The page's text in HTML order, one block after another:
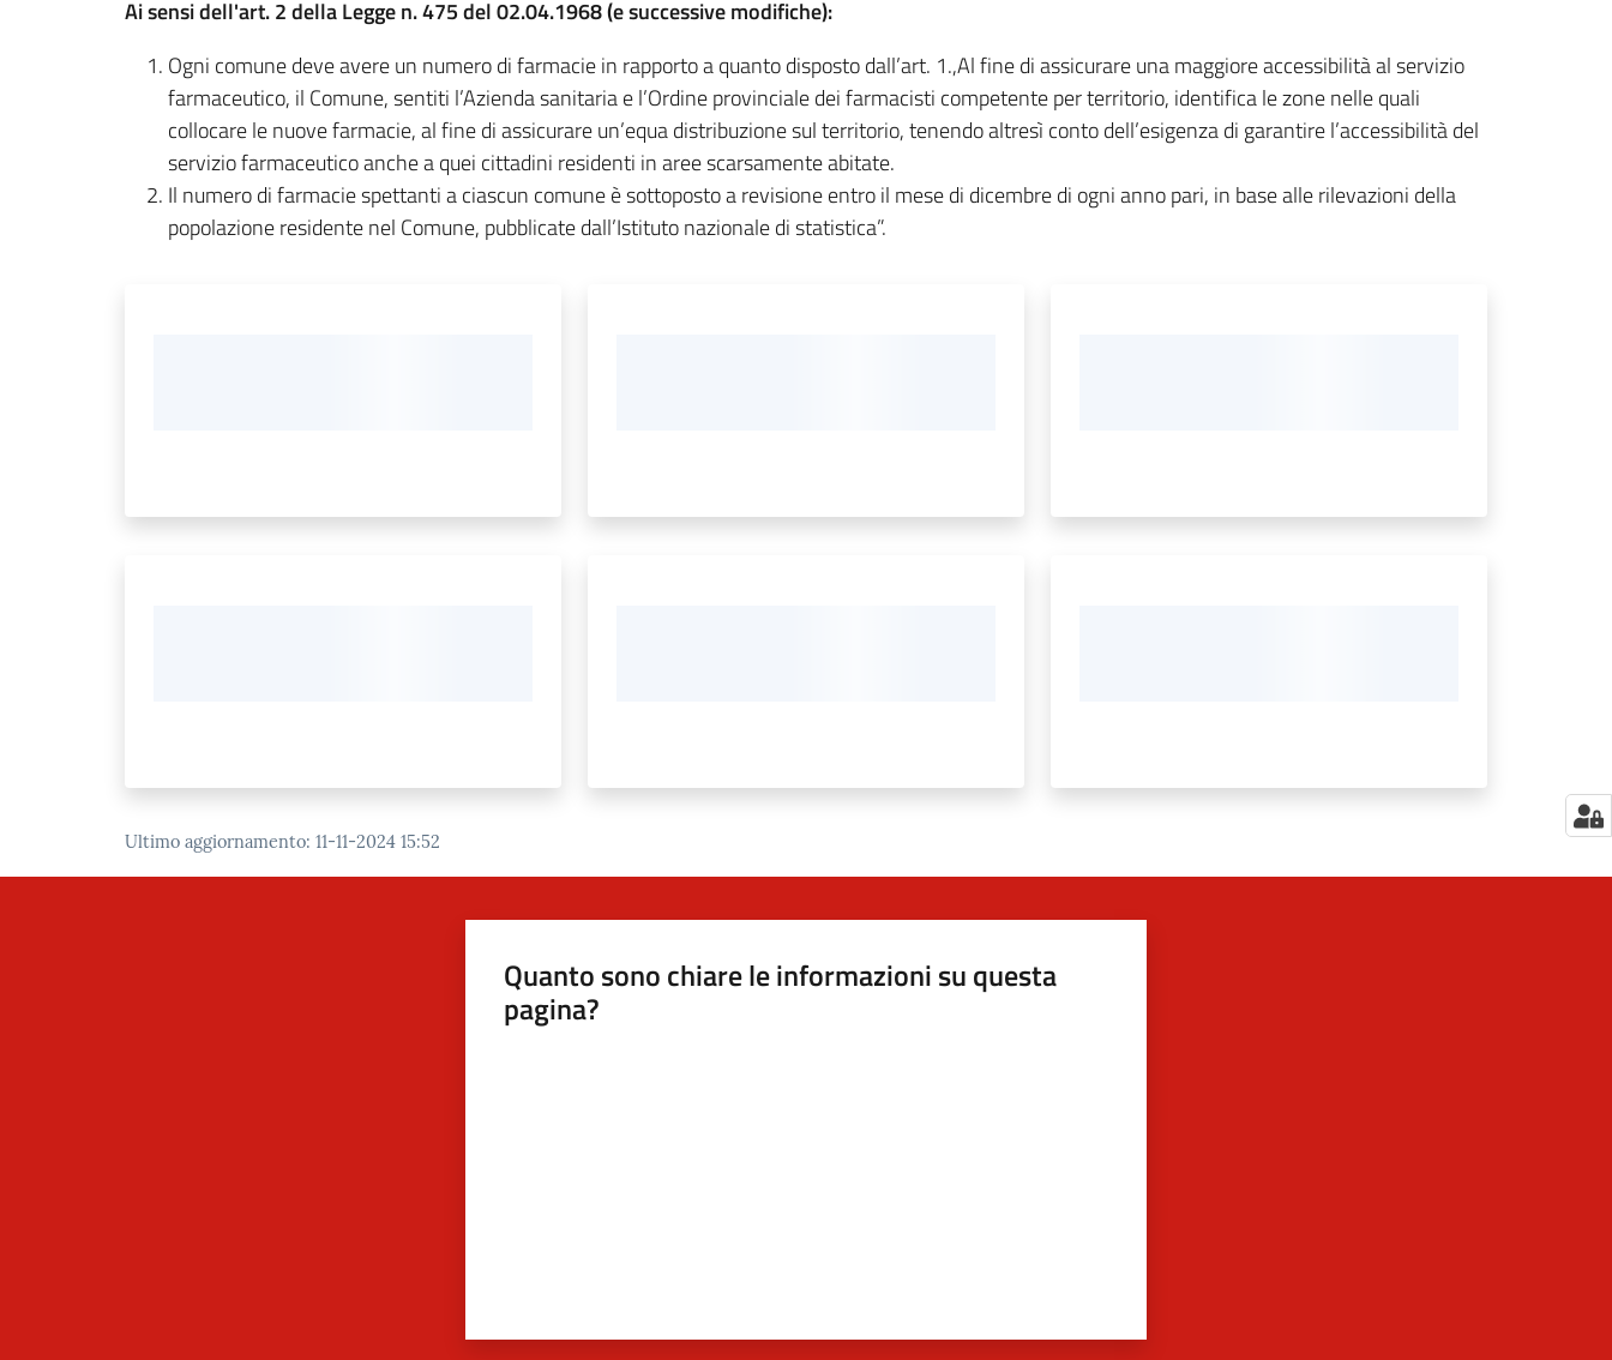
Ai sensi dell'art. 2 della Legge n. 475 del 02.04.1968 (e successive modifiche):
Ogni comune deve avere un numero di farmacie in rapporto a quanto disposto dall’art. 1.,Al fine di assicurare una maggiore accessibilità al servizio
farmaceutico, il Comune, sentiti l’Azienda sanitaria e l’Ordine provinciale dei farmacisti competente per territorio, identifica le zone nelle quali
collocare le nuove farmacie, al fine di assicurare un’equa distribuzione sul territorio, tenendo altresì conto dell’esigenza di garantire l’accessibilità del
servizio farmaceutico anche a quei cittadini residenti in aree scarsamente abitate.
Il numero di farmacie spettanti a ciascun comune è sottoposto a revisione entro il mese di dicembre di ogni anno pari, in base alle rilevazioni della
popolazione residente nel Comune, pubblicate dall’Istituto nazionale di statistica”.
Ultimo aggiornamento: 11-11-2024 15:52
Quanto sono chiare le informazioni su questa
pagina?